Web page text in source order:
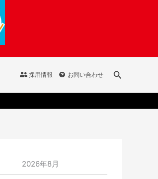
採用情報 お問い合わせ
検
2026年8月